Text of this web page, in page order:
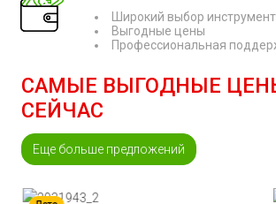
Широкий выбор
Выгодные цены
Профессиональная
САМЫЕ ВЫГОДНЫЕ
СЕЙЧАС
Еще больше предложений